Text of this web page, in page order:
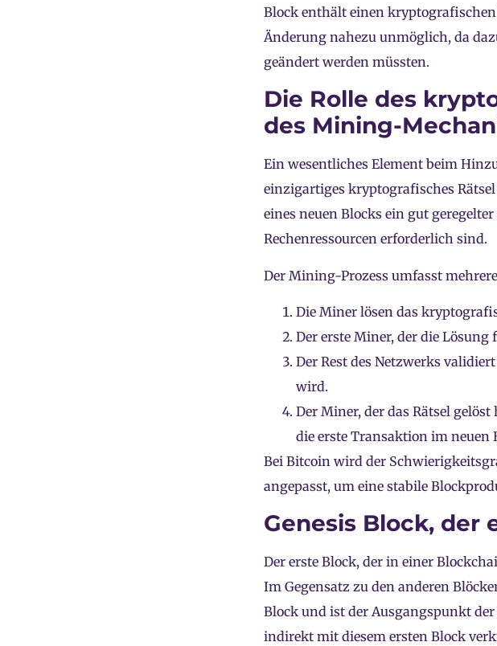
Block enthält einen
Änderung nahezu unmöglich, da
geändert werden müssten.
Die Rolle des
des Mining-
Ein wesentliches Element beim
einzigartiges kryptografisches
eines neuen Blocks ein gut
Rechenressourcen erforderlich sind.
Der Mining-Prozess umfasst
Die Miner lösen das
Der erste Miner, der die
Der Rest des Netzwerks
wird.
Der Miner, der das Rätsel
die erste Transaktion im neuen
Bei Bitcoin wird der
angepasst, um eine stabile
Genesis Block, der
Der erste Block, der in einer
Im Gegensatz zu den anderen
Block und ist der Ausgangspunkt
indirekt mit diesem ersten Block